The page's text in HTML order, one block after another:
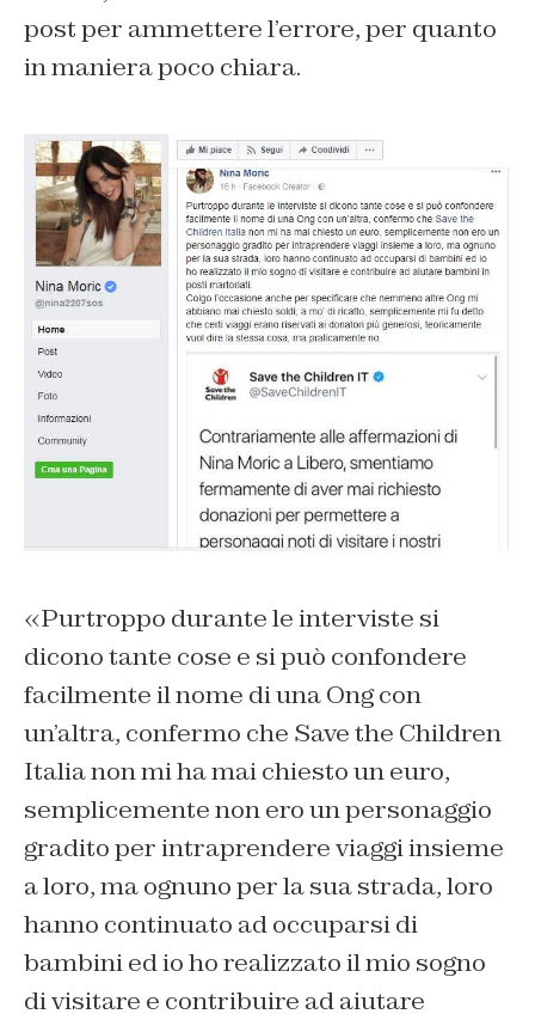
post per ammettere l’errore, per quanto
in maniera poco chiara.
«Purtroppo durante le interviste si
dicono tante cose e si può confondere
facilmente il nome di una Ong con
un’altra, confermo che Save the Children
Italia non mi ha mai chiesto un euro,
semplicemente non ero un personaggio
gradito per intraprendere viaggi insieme
a loro, ma ognuno per la sua strada, loro
hanno continuato ad occuparsi di
bambini ed io ho realizzato il mio sogno
di visitare e contribuire ad aiutare